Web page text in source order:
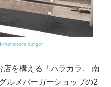
harakara.burger
を構える「ハラカラ。 南
ルメバーガーショップの2